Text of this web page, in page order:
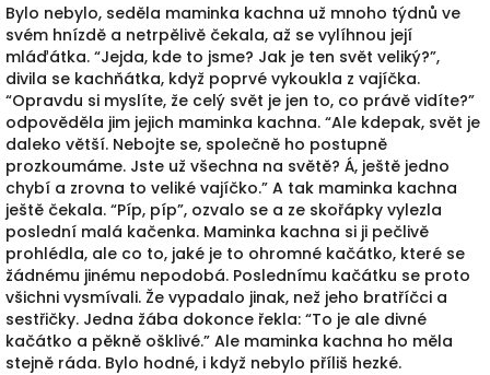
Bylo nebylo, seděla maminka kachna už mnoho týdnů ve
svém hnízdě a netrpělivě čekala, až se vylíhnou její
mláďátka. “Jejda, kde to jsme? Jak je ten svět veliký?”,
divila se kachňátka, když poprvé vykoukla z vajíčka.
“Opravdu si myslíte, že celý svět je jen to, co právě vidíte?”
odpověděla jim jejich maminka kachna. “Ale kdepak, svět je
daleko větší. Nebojte se, společně ho postupně
prozkoumáme. Jste už všechna na světě? Á, ještě jedno
chybí a zrovna to veliké vajíčko.” A tak maminka kachna
ještě čekala. “Píp, píp”, ozvalo se a ze skořápky vylezla
poslední malá kačenka. Maminka kachna si ji pečlivě
prohlédla, ale co to, jaké je to ohromné kačátko, které se
žádnému jinému nepodobá. Poslednímu kačátku se proto
všichni vysmívali. Že vypadalo jinak, než jeho bratříčci a
sestřičky. Jedna žába dokonce řekla: “To je ale divné
kačátko a pěkně ošklivé.” Ale maminka kachna ho měla
stejně ráda. Bylo hodné, i když nebylo příliš hezké.